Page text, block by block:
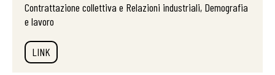
Contrattazione collettiva e Relazioni industriali, Demografia
e lavoro
LINK